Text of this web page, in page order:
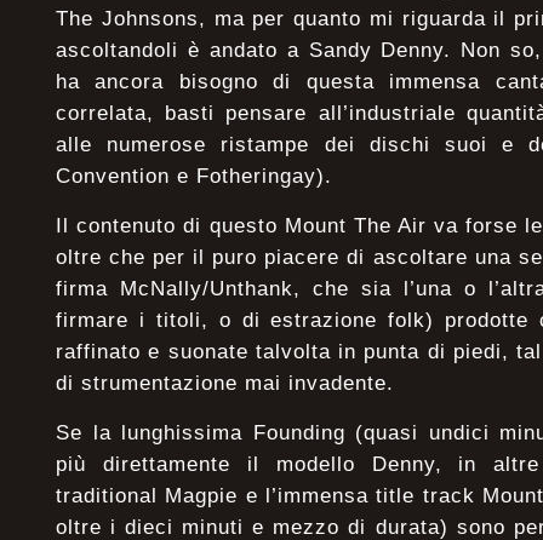
The Johnsons, ma per quanto mi riguarda il
ascoltandoli è andato a Sandy Denny. Non
ha ancora bisogno di questa immensa
correlata, basti pensare all’industriale
alle numerose ristampe dei dischi suoi e
Convention e Fotheringay).
Il contenuto di questo Mount The Air va forse
oltre che per il puro piacere di ascoltare una
firma McNally/Unthank, che sia l’una o
firmare i titoli, o di estrazione folk) prodotte
raffinato e suonate talvolta in punta di piedi,
di strumentazione mai invadente.
Se la lunghissima Founding (quasi undici
più direttamente il modello Denny, in
traditional Magpie e l’immensa title track
oltre i dieci minuti e mezzo di durata) sono